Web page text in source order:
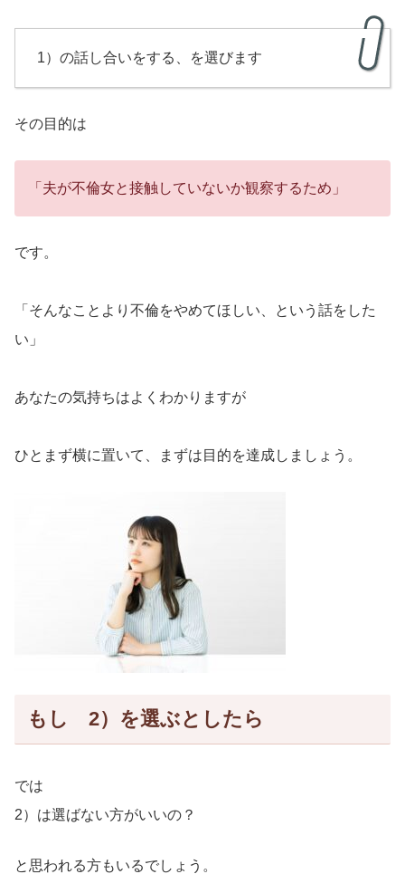
1）の話し合いをする、を選びます
その目的は
「夫が不倫女と接触していないか観察するため」
です。
「そんなことより不倫をやめてほしい、という話をした
い」
あなたの気持ちはよくわかりますが
ひとまず横に置いて、まずは目的を達成しましょう。
もし 2）を選ぶとしたら
では
2）は選ばない方がいいの？
と思われる方もいるでしょう。